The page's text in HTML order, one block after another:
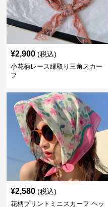
¥2,900 (税込)
小花柄レース縁取り三角スカー
フ
¥2,580 (税込)
花柄プリントミニスカーフ ヘッ